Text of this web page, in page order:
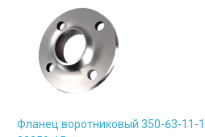
Фланец воротниковый 350-63-11-